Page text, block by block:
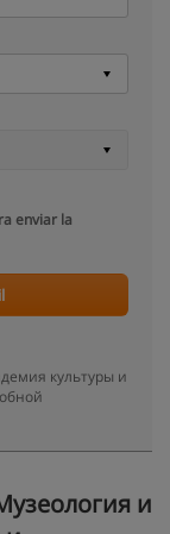
enviar la
культуры и
и